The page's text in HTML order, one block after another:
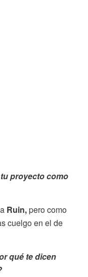
proyecto como
Ruin,pero como
cuelgo en el de
qué te dicen